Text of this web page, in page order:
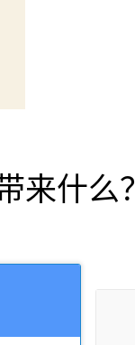
来什么？